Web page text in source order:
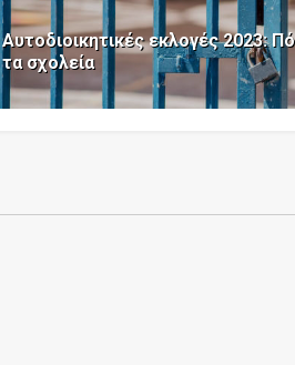
Αυτοδιοικητικές εκλογές 2023:
τα σχολεία